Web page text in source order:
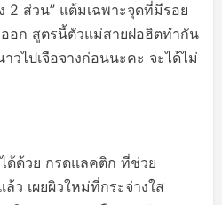
2 ส่วน” แต้มเฉพาะจุดที่มีรอย
อก สูตรนี้ตัวแม่สายฝอฮิตทำกัน
วไปเจือจางก่อนนะคะ จะได้ไม่
ด้ด้วย กรดแลคติก ที่ช่วย
ล้ว เผยผิวใหม่ที่กระจ่างใส